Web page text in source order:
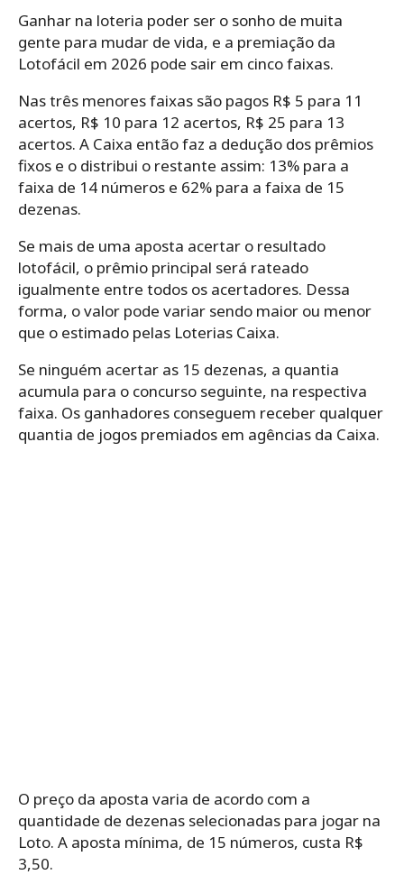
Ganhar na loteria poder ser o sonho de muita
gente para mudar de vida, e a premiação da
Lotofácil em 2026 pode sair em cinco faixas.
Nas três menores faixas são pagos R$ 5 para 11
acertos, R$ 10 para 12 acertos, R$ 25 para 13
acertos. A Caixa então faz a dedução dos prêmios
fixos e o distribui o restante assim: 13% para a
faixa de 14 números e 62% para a faixa de 15
dezenas.
Se mais de uma aposta acertar o resultado
lotofácil, o prêmio principal será rateado
igualmente entre todos os acertadores. Dessa
forma, o valor pode variar sendo maior ou menor
que o estimado pelas Loterias Caixa.
Se ninguém acertar as 15 dezenas, a quantia
acumula para o concurso seguinte, na respectiva
faixa. Os ganhadores conseguem receber qualquer
quantia de jogos premiados em agências da Caixa.
O preço da aposta varia de acordo com a
quantidade de dezenas selecionadas para jogar na
Loto. A aposta mínima, de 15 números, custa R$
3,50.